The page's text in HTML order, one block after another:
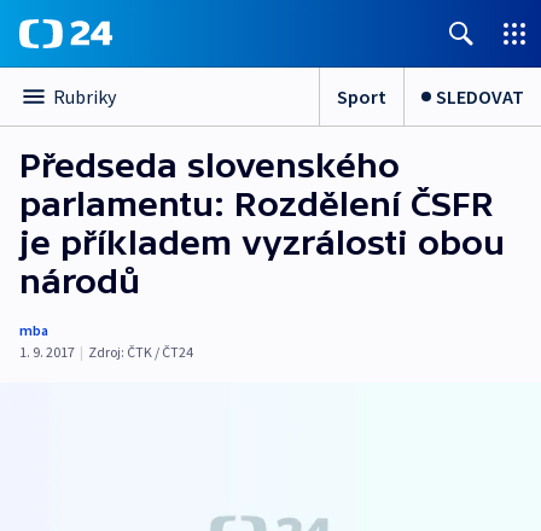
Rubriky Sport SLEDOVAT
Předseda slovenského
parlamentu: Rozdělení ČSFR
je příkladem vyzrálosti obou
národů
mba
1. 9. 2017 | Zdroj: ČTK / ČT24